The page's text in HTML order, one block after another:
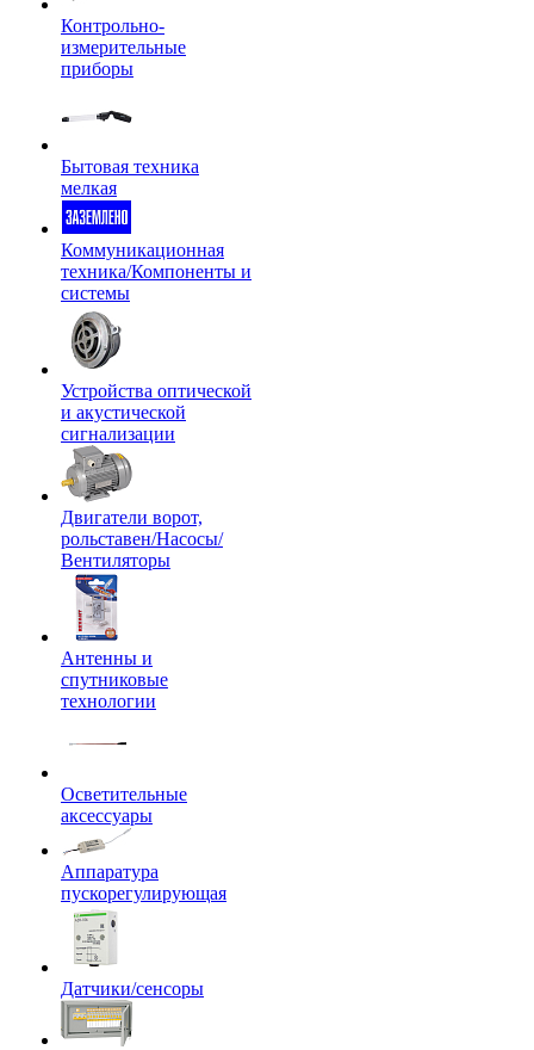
Контрольно-
измерительные
приборы
Бытовая техника
мелкая
Коммуникационная
техника/Компоненты и
системы
Устройства оптической
и акустической
сигнализации
Двигатели ворот,
рольставен/Насосы/
Вентиляторы
Антенны и
спутниковые
технологии
Осветительные
аксессуары
Аппаратура
пускорегулирующая
Датчики/сенсоры